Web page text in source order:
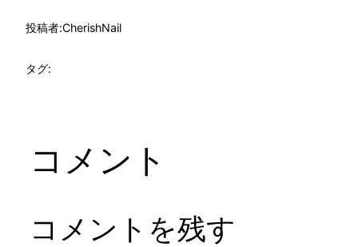
投稿者:CherishNail
タグ:
コメント
コメントを残す